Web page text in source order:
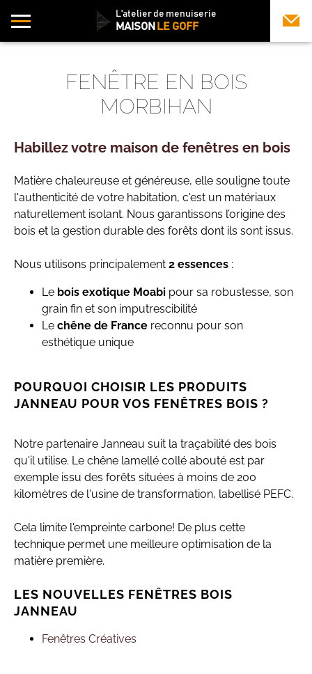
L'atelier de menuiserie
MAISON LE GOFF
FENÊTRE EN BOIS
MORBIHAN
Habillez votre maison de fenêtres en bois
Matière chaleureuse et généreuse, elle souligne toute
l'authenticité de votre habitation, c'est un matériaux
naturellement isolant. Nous garantissons l’origine des
bois et la gestion durable des forêts dont ils sont issus.
Nous utilisons principalement 2 essences :
Le bois exotique Moabi pour sa robustesse, son
grain fin et son imputrescibilité
Le chêne de France reconnu pour son
esthétique unique
POURQUOI CHOISIR LES PRODUITS
JANNEAU POUR VOS FENÊTRES BOIS ?
Notre partenaire Janneau suit la traçabilité des bois
qu'il utilise. Le chêne lamellé collé abouté est par
exemple issu des forêts situées à moins de 200
kilomètres de l'usine de transformation, labellisé PEFC.
Cela limite l'empreinte carbone! De plus cette
technique permet une meilleure optimisation de la
matière première.
LES NOUVELLES FENÊTRES BOIS
JANNEAU
Fenêtres Créatives